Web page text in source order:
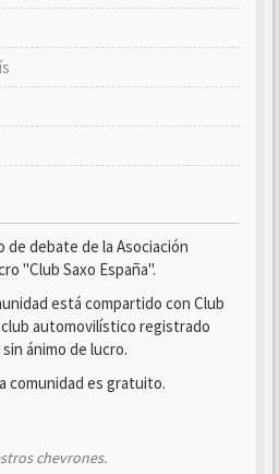
de debate de la Asociación
"Club Saxo España".
está compartido con Club
automovilístico registrado
ánimo de lucro.
comunidad es gratuito.
chevrones.